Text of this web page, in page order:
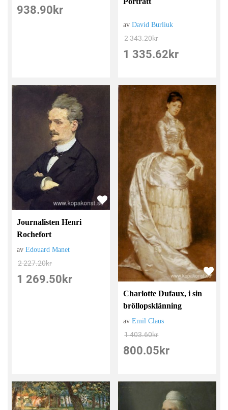
938.90 kr
avDavid Burliuk
2 343.20kr
1 335.62 kr
Journalisten Henri
Rochefort
avEdouard Manet
2 227.20kr
1 269.50 kr
Charlotte Dufaux, i sin
bröllopsklänning
avEmil Claus
1 403.60kr
800.05 kr